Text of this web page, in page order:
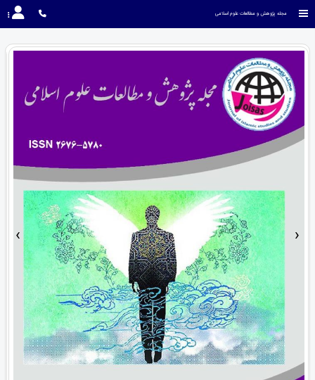
مجله پژوهش و مطالعات علوم اسلامی
› ‹